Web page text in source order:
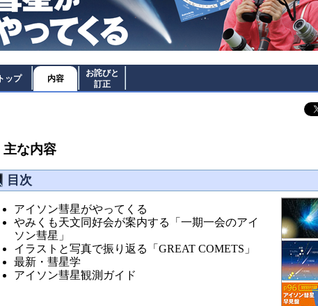
トップ 内容
お詫びと
訂正
主な内容
目次
アイソン彗星がやってくる
やみくも天文同好会が案内する「一期一会のアイ
ソン彗星」
イラストと写真で振り返る「GREAT COMETS」
最新・彗星学
アイソン彗星観測ガイド